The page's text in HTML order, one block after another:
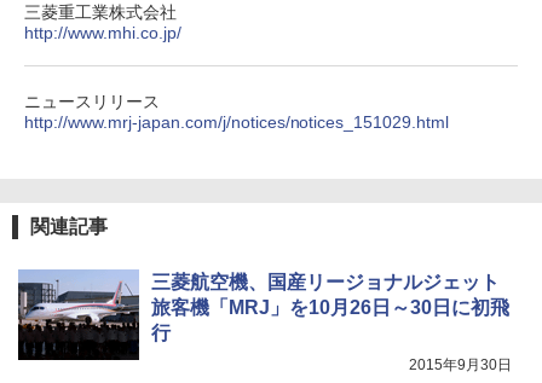
USB充電式 高精度 超長距離照射 長時間使用
ア/オフィス/教育現場/展示会用 緑
三菱重工業株式会社
http://www.mhi.co.jp/
ニュースリリース
http://www.mrj-japan.com/j/notices/notices_151029.html
関連記事
三菱航空機、国産リージョナルジェット
旅客機「MRJ」を10月26日～30日に初飛
行
2015年9月30日